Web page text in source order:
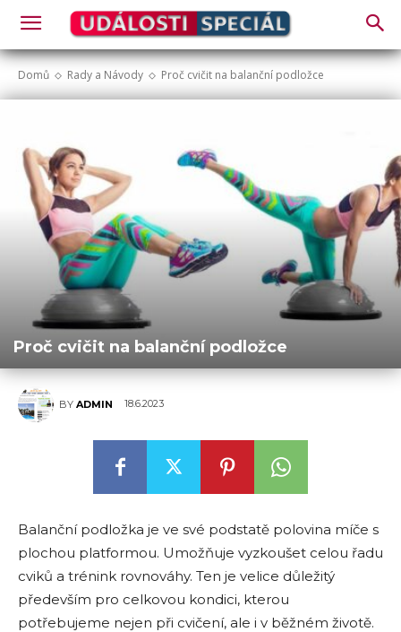
Domů Rady a Návody Proč cvičit na balanční podložce
Proč cvičit na balanční podložce
BY ADMIN 18.6.2023
Balanční podložka je ve své podstatě polovina míče s
plochou platformou. Umožňuje vyzkoušet celou řadu
cviků a trénink rovnováhy. Ten je velice důležitý
především pro celkovou kondici, kterou
potřebujeme nejen při cvičení, ale i v běžném životě.